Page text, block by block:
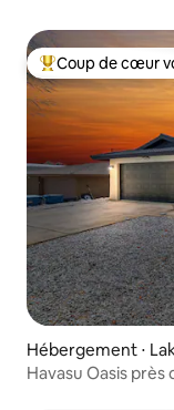
Coups de cœur
Coup de cœur
Hébergement ⋅
Havasu Oasis près